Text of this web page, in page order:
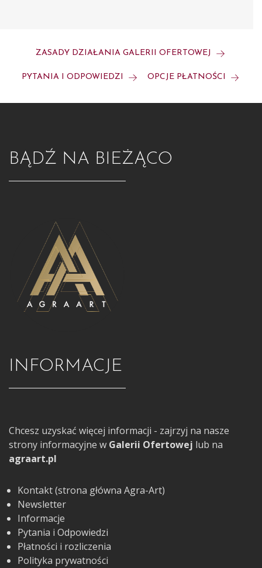
ZASADY DZIAŁANIA GALERII OFERTOWEJ
PYTANIA I ODPOWIEDZI OPCJE PŁATNOŚCI
BĄDŹ NA BIEŻĄCO
INFORMACJE
Chcesz uzyskać więcej informacji - zajrzyj na nasze
strony informacyjne w Galerii Ofertowej lub na
agraart.pl
Kontakt (strona główna Agra-Art)
Newsletter
Informacje
Pytania i Odpowiedzi
Płatności i rozliczenia
Polityka prywatności